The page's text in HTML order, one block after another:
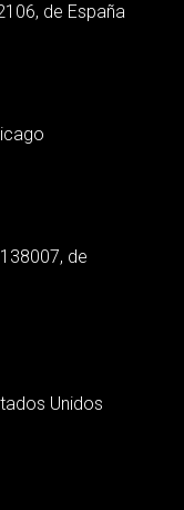
de España
de
Unidos